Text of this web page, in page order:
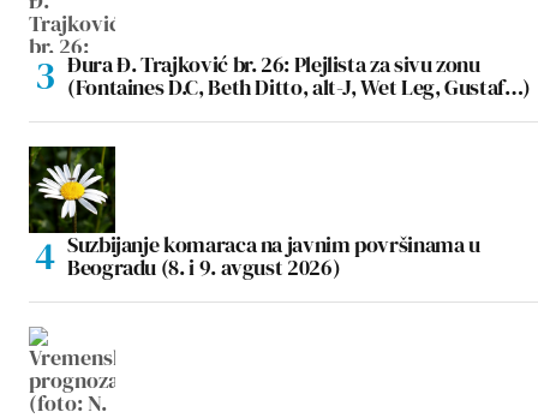
Đura Đ. Trajković br. 26: Plejlista za sivu zonu
(Fontaines D.C, Beth Ditto, alt-J, Wet Leg, Gustaf…)
Suzbijanje komaraca na javnim površinama u
Beogradu (8. i 9. avgust 2026)